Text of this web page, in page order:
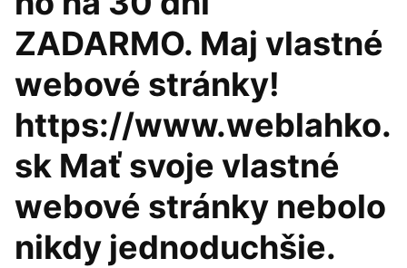
ZADARMO. Maj vlastné
webové stránky!
https://www.weblahko.
sk Mať svoje vlastné
webové stránky nebolo
nikdy jednoduchšie.